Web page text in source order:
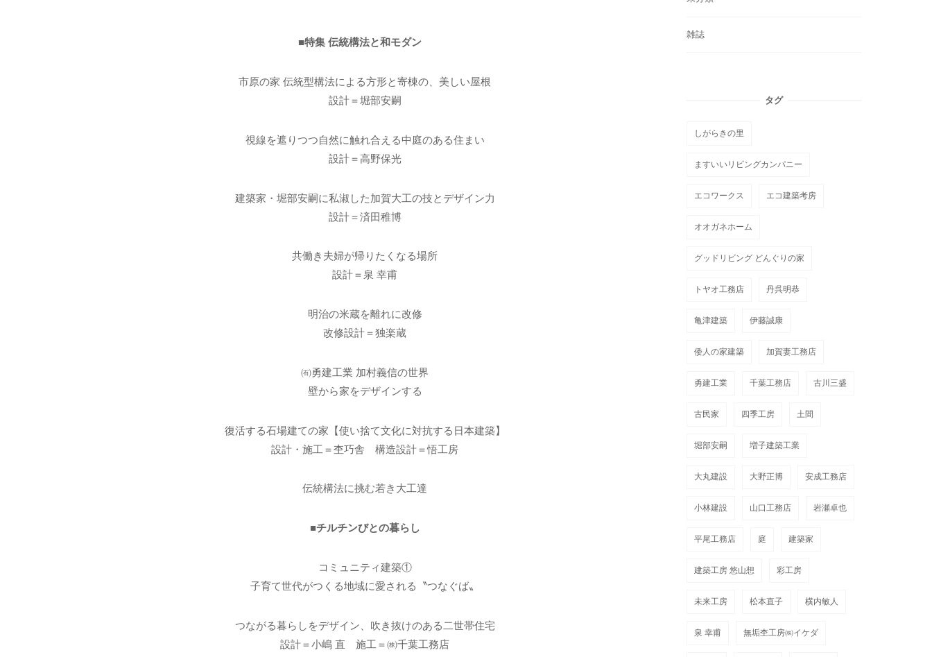
■特集 伝統構法と和モダン
市原の家 伝統型構法による方形と寄棟の、美しい屋根
設計＝堀部安嗣
視線を遮りつつ自然に触れ合える中庭のある住まい
設計＝高野保光
建築家・堀部安嗣に私淑した加賀大工の技とデザイン力
設計＝済田稚博
共働き夫婦が帰りたくなる場所
設計＝泉 幸甫
明治の米蔵を離れに改修
改修設計＝独楽蔵
㈲勇建工業 加村義信の世界
壁から家をデザインする
復活する石場建ての家【使い捨て文化に対抗する日本建築】
設計・施工＝杢巧舎 構造設計＝悟工房
伝統構法に挑む若き大工達
■チルチンびとの暮らし
コミュニティ建築①
子育て世代がつくる地域に愛される〝つなぐば〟
つながる暮らしをデザイン、吹き抜けのある二世帯住宅
設計＝小嶋 直 施工＝㈱千葉工務店
雑誌
タグ
しがらきの里
ますいいリビングカンパニー
エコワークス エコ建築考房
オオガネホーム
グッドリビング どんぐりの家
トヤオ工務店 丹呉明恭
亀津建築 伊藤誠康
倭人の家建築 加賀妻工務店
勇建工業 千葉工務店 古川三盛
古民家 四季工房 土間
堀部安嗣 増子建築工業
大丸建設 大野正博 安成工務店
小林建設 山口工務店 岩瀬卓也
平尾工務店 庭 建築家
建築工房 悠山想 彩工房
未来工房 松本直子 横内敏人
泉 幸甫 無垢杢工房㈱イケダ